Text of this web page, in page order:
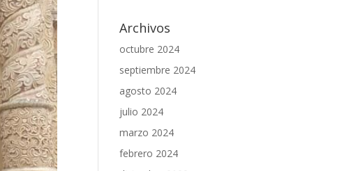
Archivos
octubre 2024
septiembre 2024
agosto 2024
julio 2024
marzo 2024
febrero 2024